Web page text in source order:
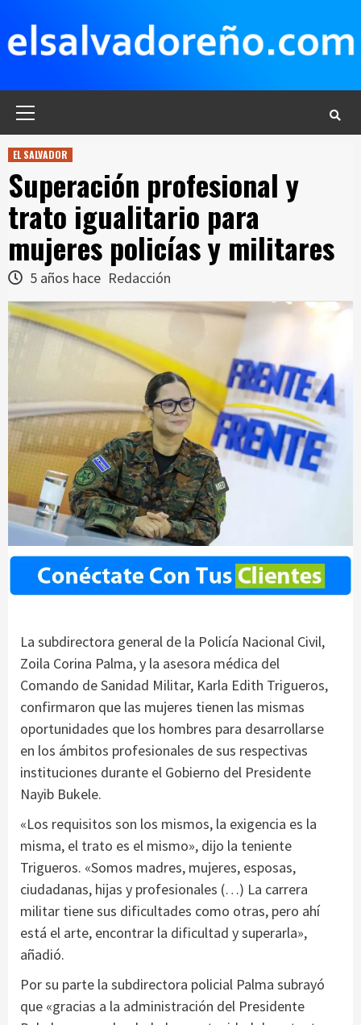
contenido
EL SALVADOR
Superación profesional y
trato igualitario para
mujeres policías y militares
5 años hace Redacción
La subdirectora general de la Policía Nacional Civil,
Zoila Corina Palma, y la asesora médica del
Comando de Sanidad Militar, Karla Edith Trigueros,
confirmaron que las mujeres tienen las mismas
oportunidades que los hombres para desarrollarse
en los ámbitos profesionales de sus respectivas
instituciones durante el Gobierno del Presidente
Nayib Bukele.
«Los requisitos son los mismos, la exigencia es la
misma, el trato es el mismo», dijo la teniente
Trigueros. «Somos madres, mujeres, esposas,
ciudadanas, hijas y profesionales (…) La carrera
militar tiene sus dificultades como otras, pero ahí
está el arte, encontrar la dificultad y superarla»,
añadió.
Por su parte la subdirectora policial Palma subrayó
que «gracias a la administración del Presidente